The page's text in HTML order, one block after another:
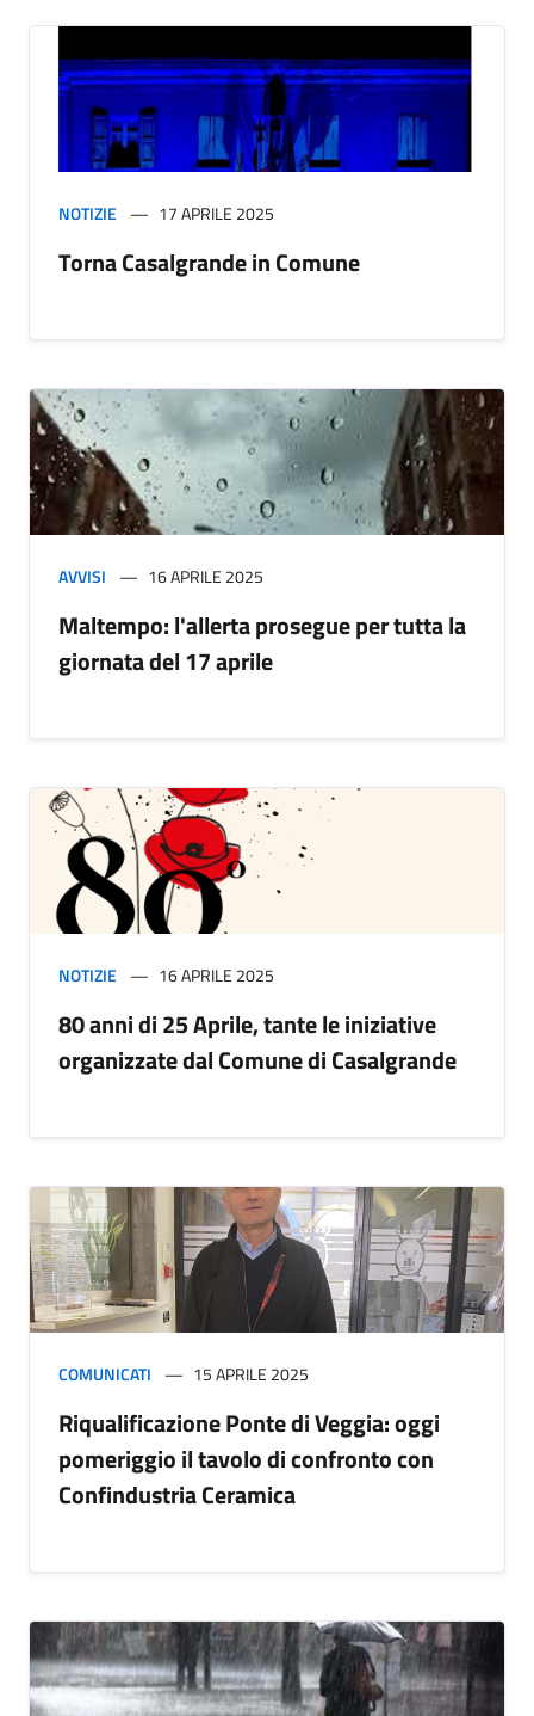
NOTIZIE 17 APRILE 2025
Torna Casalgrande in Comune
AVVISI 16 APRILE 2025
Maltempo: l'allerta prosegue per tutta la
giornata del 17 aprile
NOTIZIE 16 APRILE 2025
80 anni di 25 Aprile, tante le iniziative
organizzate dal Comune di Casalgrande
COMUNICATI 15 APRILE 2025
Riqualificazione Ponte di Veggia: oggi
pomeriggio il tavolo di confronto con
Confindustria Ceramica